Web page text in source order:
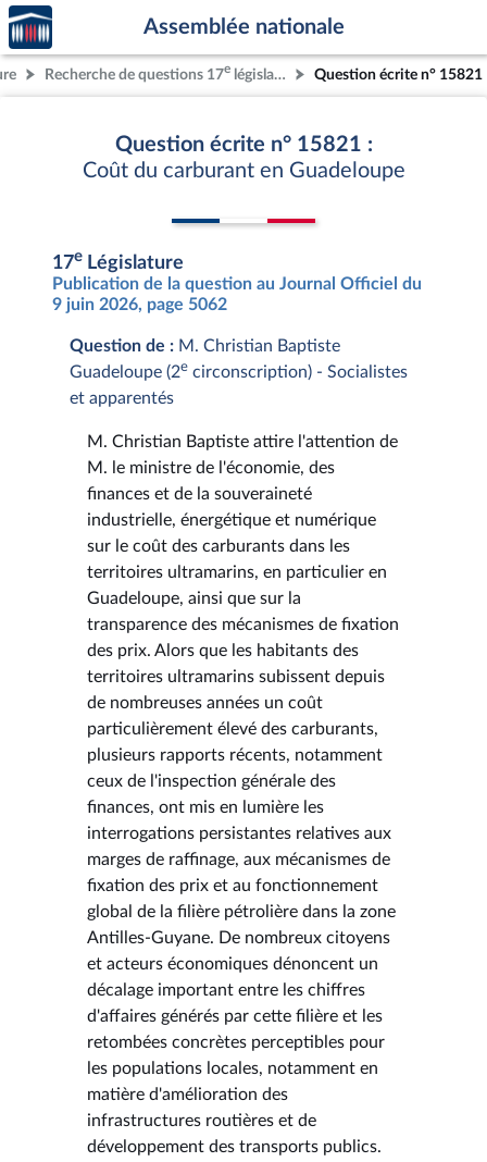
Aller au contenu
Aller en bas de la page
Accèder
à la
page
d'accueil
Assemblée nationale
Recherche de questions 17e législature Question écrite n° 15821
Question écrite n° 15821 :
Coût du carburant en Guadeloupe
17e Législature
Publication de la question au Journal Officiel du
9 juin 2026, page 5062
Question de : M. Christian Baptiste
Guadeloupe (2e circonscription) - Socialistes
et apparentés
M. Christian Baptiste attire l'attention de
M. le ministre de l'économie, des
finances et de la souveraineté
industrielle, énergétique et numérique
sur le coût des carburants dans les
territoires ultramarins, en particulier en
Guadeloupe, ainsi que sur la
transparence des mécanismes de fixation
des prix. Alors que les habitants des
territoires ultramarins subissent depuis
de nombreuses années un coût
particulièrement élevé des carburants,
plusieurs rapports récents, notamment
ceux de l'inspection générale des
finances, ont mis en lumière les
interrogations persistantes relatives aux
marges de raffinage, aux mécanismes de
fixation des prix et au fonctionnement
global de la filière pétrolière dans la zone
Antilles-Guyane. De nombreux citoyens
et acteurs économiques dénoncent un
décalage important entre les chiffres
d'affaires générés par cette filière et les
retombées concrètes perceptibles pour
les populations locales, notamment en
matière d'amélioration des
infrastructures routières et de
développement des transports publics.